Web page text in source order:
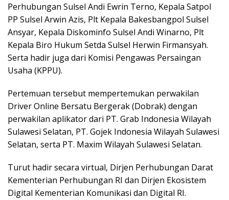
Perhubungan Sulsel Andi Ewrin Terno, Kepala Satpol
PP Sulsel Arwin Azis, Plt Kepala Bakesbangpol Sulsel
Ansyar, Kepala Diskominfo Sulsel Andi Winarno, Plt
Kepala Biro Hukum Setda Sulsel Herwin Firmansyah.
Serta hadir juga dari Komisi Pengawas Persaingan
Usaha (KPPU).
Pertemuan tersebut mempertemukan perwakilan
Driver Online Bersatu Bergerak (Dobrak) dengan
perwakilan aplikator dari PT. Grab Indonesia Wilayah
Sulawesi Selatan, PT. Gojek Indonesia Wilayah Sulawesi
Selatan, serta PT. Maxim Wilayah Sulawesi Selatan.
Turut hadir secara virtual, Dirjen Perhubungan Darat
Kementerian Perhubungan RI dan Dirjen Ekosistem
Digital Kementerian Komunikasi dan Digital RI.